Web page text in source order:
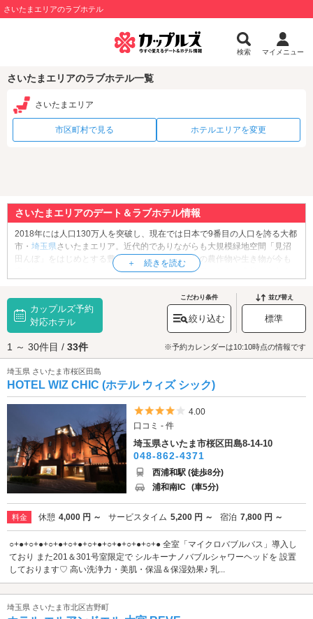
さいたまエリアのラブホテル
検索 マイメニュー
さいたまエリアのラブホテル一覧
さいたまエリア
市区町村で見る ホテルエリアを変更
さいたまエリアのデート＆ラブホテル情報
2018年には人口130万人を突破し、現在では日本で9番目の人口を誇る大都
市・ 埼玉県さいたまエリア。近代的でありながらも大規模緑地空間「見沼
田んぼ」をはじめとする豊かな自然が残り、多くの農作物や生き物が今も
育まれています。また、大宮の盆栽や、岩槻の人形作りなど多様な文化や
ては、浦和のうなぎが有名です。江戸時代、浦和周辺で収穫されたうなぎ
は中山道を行き交う人々の食を支えたといわれ、現在でも伝統と技術を受
け継いだ多くのうなぎ店がその腕を競い合っています。その他、甘くて柔
らかい「岩槻ねぎ」をふんだんに使った「岩槻ねぎの焼きそば」は埼玉B級
ご当地グルメで、準優勝に輝くほどの人気っぷり。機会があればぜひご賞
味ください。また、さいたまエリアには魅力的な観光スポットもたくさん
あります。浦和レッズのホームスタジアムの「
37,000人もの収容人数を持つ「 さいたまスーパーアリーナ
「大宮公園」などは、県外からも沢山の人が集まります。さらに、狛犬で
はなく狛うさぎが出迎えてくれる「調神社」や、1億もの星を投影する最新
のプラネタリウム「さいたま市宇宙劇場 」などはカップルにもってこいの
スポットです。さいたまエリアで楽しんだあとはラブホテルでひと休みし
ましょう。このエリアには約40軒もの素敵なラブホテルがあります。カッ
プルズ予約のできるホテルもあるのでさっそくチェックしてみてはいかが
でしょうか？
カップルズ予約
対応ホテル
こだわり条件
絞り込む
並び替え
標準
1 ～ 30件目 / 33件 ※予約カレンダーは10:10時点の情報です
埼玉県 さいたま市桜区田島
HOTEL WIZ CHIC (ホテル ウィズ シック)
5つ星のうち4
4.00
口コミ - 件
埼玉県さいたま市桜区田島8-14-10
048-862-4371
西浦和駅 (徒歩8分)
浦和南IC (車5分)
料金 休憩 4,000 円 ～ サービスタイム 5,200 円 ～ 宿泊 7,800 円 ～
○+●+○+●+○+●+○+●+○+●+○+●+○+●+○+● 全室「マイクロバブルバス」導入し
ており また201＆301号室限定で シルキーナノバブルシャワーヘッドを 設置
しております♡ 高い洗浄力・美肌・保温＆保湿効果♪ 乳...
埼玉県 さいたま市北区吉野町